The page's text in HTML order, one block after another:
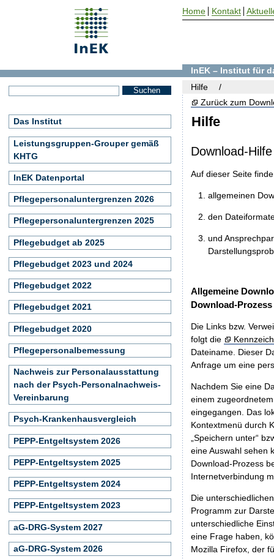
Hilfe
Zurück zum
Download-Hilfe
Auf dieser Seite
allgemeinen
den
und
Allgemeine
Download-Prozess
Die Links bzw.
folgt die
Dateiname. Dieser
Anfrage um eine
Nachdem Sie eine
einem
eingegangen. Das
Kontextmenü durch
„Speichern unter“
eine Auswahl sehen
Download-Prozess
Internetverbindung
Die
Programm zur
unterschiedliche
eine Frage haben,
Mozilla Firefox, der
InEK – Institut für
Hilfe
Das Institut
Leistungsgruppen-Grouper gemäß
KHTG
InEK Datenportal
Pflegepersonaluntergrenzen 2026
Pflegepersonaluntergrenzen 2025
Pflegebudget ab 2025
Pflegebudget 2023 und 2024
Pflegebudget 2022
Pflegebudget 2021
Pflegebudget 2020
Pflegepersonalbemessung
Nachweis zur Personalausstattung
nach der Psych-Personalnachweis-
Vereinbarung
Psych-Krankenhausvergleich
PEPP-Entgeltsystem 2026
PEPP-Entgeltsystem 2025
PEPP-Entgeltsystem 2024
PEPP-Entgeltsystem 2023
aG-DRG-System 2027
aG-DRG-System 2026
Home Kontakt